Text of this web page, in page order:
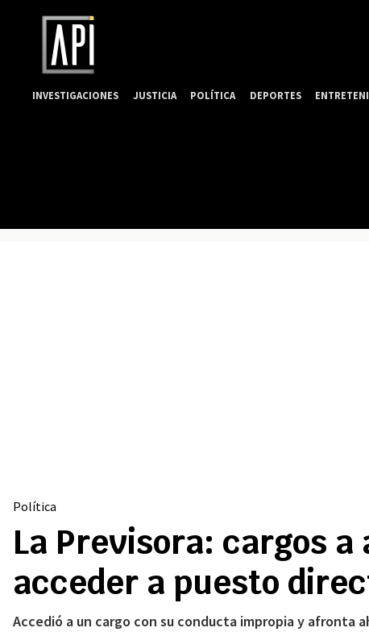
Política
La Previsora: cargos
acceder a puesto
Accedió a un cargo con su conducta impropia y afronta
INVESTIGACIONES JUSTICIA POLÍTICA DEPORTES